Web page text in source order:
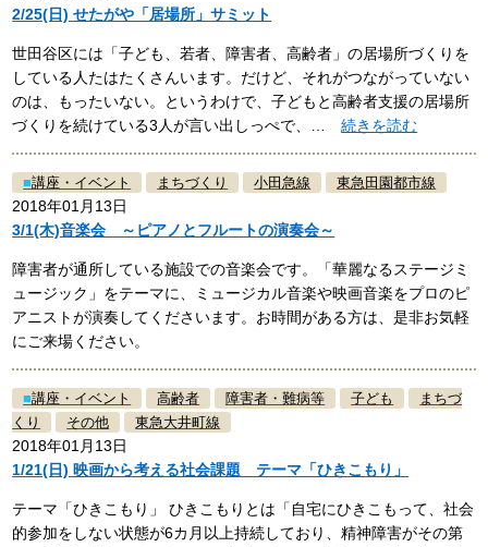
2/25(日) せたがや「居場所」サミット
世田谷区には「子ども、若者、障害者、高齢者」の居場所づくりを
している人たはたくさんいます。だけど、それがつながっていない
のは、もったいない。というわけで、子どもと高齢者支援の居場所
づくりを続けている3人が言い出しっぺで、…続きを読む
■講座・イベント まちづくり 小田急線 東急田園都市線
2018年01月13日
3/1(木)音楽会 ～ピアノとフルートの演奏会～
障害者が通所している施設での音楽会です。「華麗なるステージミ
ュージック」をテーマに、ミュージカル音楽や映画音楽をプロのピ
アニストが演奏してくださいます。お時間がある方は、是非お気軽
にご来場ください。
■講座・イベント 高齢者 障害者・難病等 子ども
まちづ
くり
その他 東急大井町線
2018年01月13日
1/21(日) 映画から考える社会課題 テーマ「ひきこもり」
テーマ「ひきこもり」 ひきこもりとは「自宅にひきこもって、社会
的参加をしない状態が6カ月以上持続しており、精神障害がその第